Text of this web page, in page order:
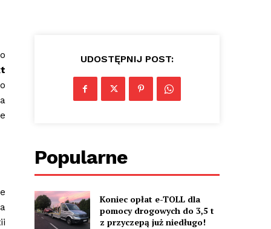
UDOSTĘPNIJ POST:
Popularne
Koniec opłat e-TOLL dla
pomocy drogowych do 3,5 t
z przyczepą już niedługo!